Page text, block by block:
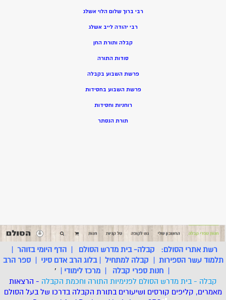
רבי ברוך שלום הלוי אשלג
רבי יהודה לייב אשלג
קבלה ותורת החן
סודות התורה
פרשת השבוע בקבלה
פרשת השבוע בחסידות
רוחניות וחסידות
תורת הנסתר
רשת אתרי הסולם: קבלה- בית מדרש הסולם |הדף היומי בזוהר |
תלמוד עשר הספירות | קבלה למתחיל |בלוג הרב אדם סיני |ספר הרב
| חנות ספרי קבלה | מרכז לימודי |
'
קבלה - בית מדרש הסולם לפנימיות התורה וחכמת הקבלה - הרצאות
מאמרים, קליפים קורסים ושיעורים בתורת הקבלה בדרכו של בעל הסולם